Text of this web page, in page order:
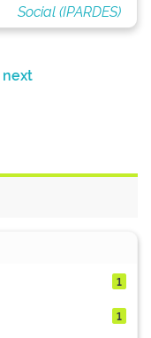
Social (IPARDES)
next
1
1